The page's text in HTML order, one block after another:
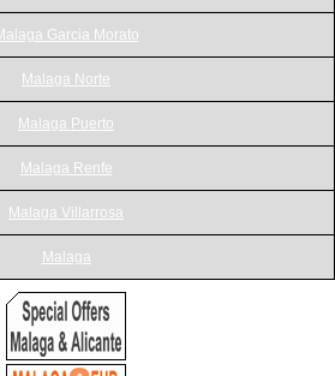
Garcia Morato
Malaga Norte
Malaga Puerto
Malaga Renfe
Malaga Villarrosa
Malaga